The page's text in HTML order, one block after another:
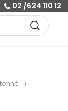
02 /624 110 12